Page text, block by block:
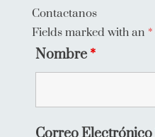
Contactanos
Fields marked with an *
Nombre *